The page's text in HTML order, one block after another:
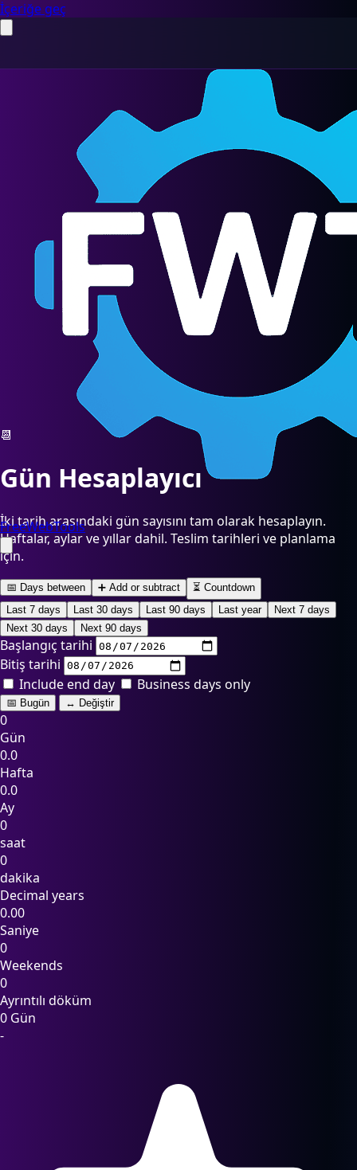
İçeriğe geç
FreeWebTools
📆
Gün Hesaplayıcı
İki tarih arasındaki gün sayısını tam olarak hesaplayın.
Haftalar, aylar ve yıllar dahil. Teslim tarihleri ve planlama
için.
📅 Days between ➕ Add or subtract
⏳ Countdown
Last 7 days
Last 30 days Last 90 days Last year
Next 7 days
Next 30 days
Next 90 days
Başlangıç tarihi
Bitiş tarihi
Include end day
Business days only
📅 Bugün ↔ Değiştir
0
Gün
0.0
Hafta
0.0
Ay
0
saat
0
dakika
Decimal years
0.00
Saniye
0
Weekends
0
Ayrıntılı döküm
0 Gün
-